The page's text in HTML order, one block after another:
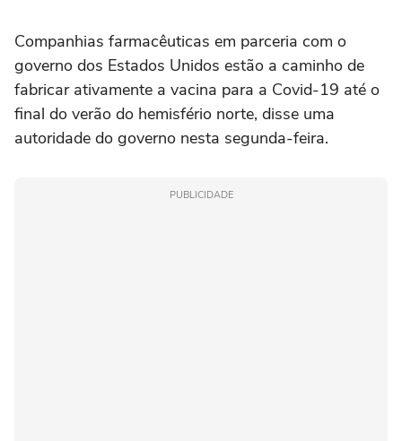
Companhias farmacêuticas em parceria com o
governo dos Estados Unidos estão a caminho de
fabricar ativamente a vacina para a Covid-19 até o
final do verão do hemisfério norte, disse uma
autoridade do governo nesta segunda-feira.
PUBLICIDADE